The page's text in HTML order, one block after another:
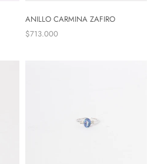
ANILLO CARMINA ZAFIRO
$713.000